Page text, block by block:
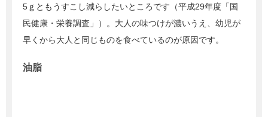
5ｇともうすこし減らしたいところです（平成29年度「国
民健康・栄養調査」）。大人の味つけが濃いうえ、幼児が
早くから大人と同じものを食べているのが原因です。
油脂